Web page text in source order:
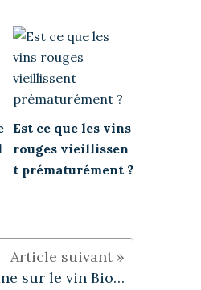
Est ce que les vins
rouges vieillissen
t prématurément ?
sur le vin Bio…